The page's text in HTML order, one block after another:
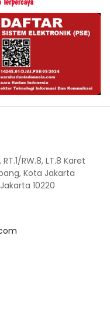
RW.8, LT.8 Karet
Kota Jakarta
10220